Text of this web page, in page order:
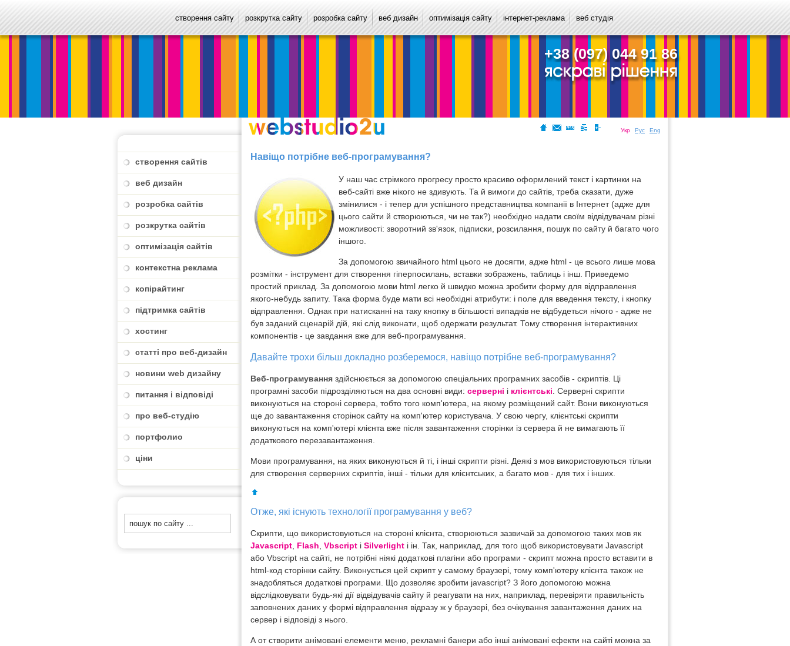
створення сайту розкрутка сайту розробка сайту веб дизайн оптимізація сайту інтернет-реклама веб студія
+38 (097) 044 91 86
створення сайтів
веб дизайн
розробка сайтів
розкрутка сайтів
оптимізація сайтів
контекстна реклама
копірайтинг
підтримка сайтів
хостинг
статті про веб-дизайн
новини web дизайну
питання і відповіді
про веб-студію
портфолио
ціни
Укр Рус Eng
Навіщо потрібне веб-програмування?
У наш час стрімкого прогресу просто красиво оформлений текст і картинки на
веб-сайті вже нікого не здивують. Та й вимоги до сайтів, треба сказати, дуже
змінилися - і тепер для успішного представництва компанії в Інтернет (адже для
цього сайти й створюються, чи не так?) необхідно надати своїм відвідувачам різні
можливості: зворотний зв'язок, підписки, розсилання, пошук по сайту й багато чого
іншого.
За допомогою звичайного html цього не досягти, адже html - це всього лише мова
розмітки - інструмент для створення гіперпосилань, вставки зображень, таблиць і інш. Приведемо
простий приклад. За допомогою мови html легко й швидко можна зробити форму для відправлення
якого-небудь запиту. Така форма буде мати всі необхідні атрибути: і поле для введення тексту, і кнопку
відправлення. Однак при натисканні на таку кнопку в більшості випадків не відбудеться нічого - адже не
був заданий сценарій дій, які слід виконати, щоб одержати результат. Тому створення інтерактивних
компонентів - це завдання вже для веб-програмування.
Давайте трохи більш докладно розберемося, навіщо потрібне веб-програмування?
Веб-програмування здійснюється за допомогою спеціальних програмних засобів - скриптів. Ці
програмні засоби підрозділяються на два основні види: серверні і клієнтські . Серверні скрипти
виконуються на стороні сервера, тобто того комп'ютера, на якому розміщений сайт. Вони виконуються
ще до завантаження сторінок сайту на комп'ютер користувача. У свою чергу, клієнтські скрипти
виконуються на комп'ютері клієнта вже після завантаження сторінки із сервера й не вимагають її
додаткового перезавантаження.
Мови програмування, на яких виконуються й ті, і інші скрипти різні. Деякі з мов використовуються тільки
для створення серверних скриптів, інші - тільки для клієнтських, а багато мов - для тих і інших.
Отже, які існують технології програмування у веб?
Скрипти, що використовуються на стороні клієнта, створюються зазвичай за допомогою таких мов як
Javascript, Flash, Vbscript і Silverlight і ін. Так, наприклад, для того щоб використовувати Javascript
або Vbscript на сайті, не потрібні ніякі додаткові плагіни або програми - скрипт можна просто вставити в
html-код сторінки сайту. Виконується цей скрипт у самому браузері, тому комп'ютеру клієнта також не
знадобляться додаткові програми. Що дозволяє зробити javascript? З його допомогою можна
відслідковувати будь-які дії відвідувачів сайту й реагувати на них, наприклад, перевіряти правильність
заповнених даних у формі відправлення відразу ж у браузері, без очікування завантаження даних на
сервер і відповіді з нього.
А от створити анімовані елементи меню, рекламні банери або інші анімовані ефекти на сайті можна за